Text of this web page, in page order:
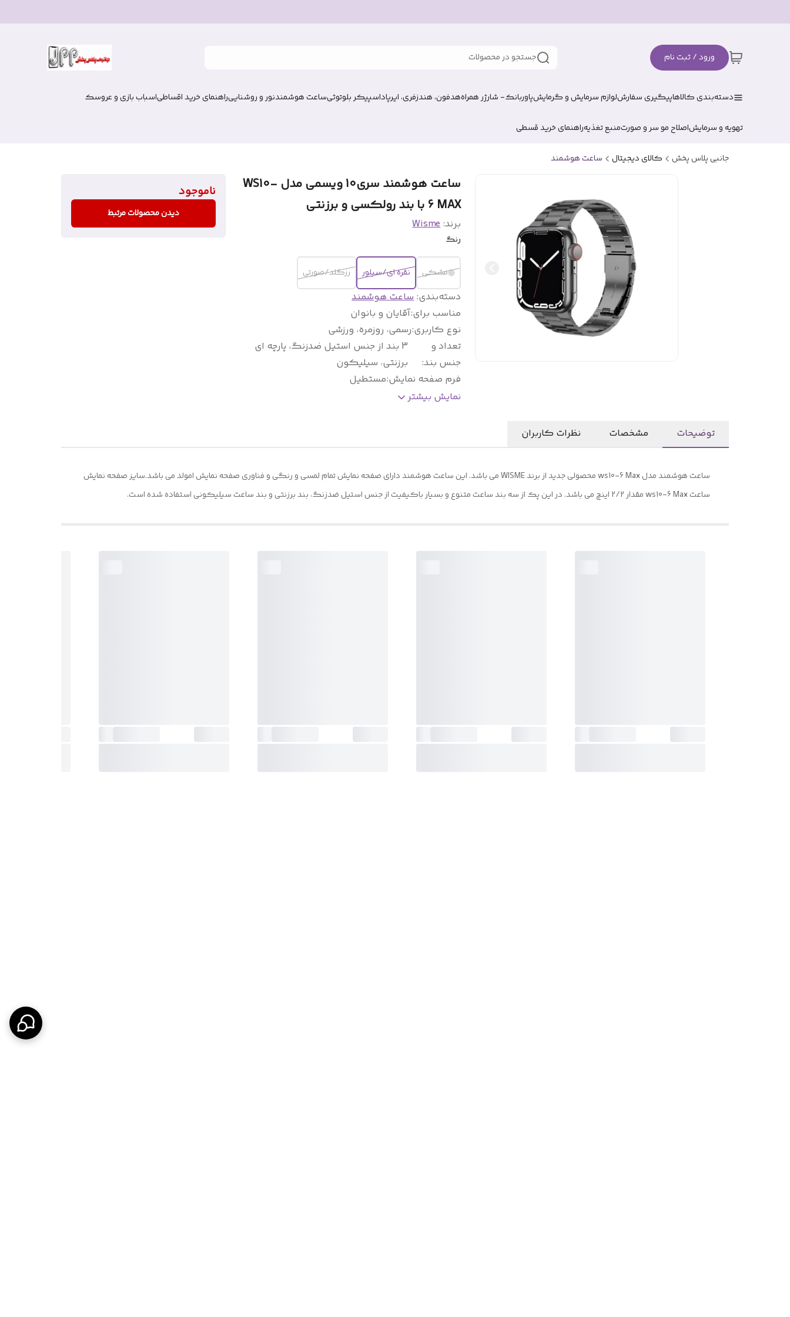
ورود / ثبت نام جستجو در محصولات
دسته‌بندی کالاهاپیگیری سفارشلوازم سرمایش و گرمایشپاوربانک- شارژر همراههدفون، هندزفری، ایرپاداسپیکر بلوتوثیساعت هوشمندنور و روشناییراهنمای خرید اقساطیاسباب بازی و عروسک
تهویه و سرمایشاصلاح مو سر و صورتمنبع تغذیهراهنمای خرید قسطی
جانبی پلاس پخش کالای دیجیتال ساعت هوشمند
ساعت هوشمند سری10 ویسمی مدل WS10-
6 MAX با بند رولکسی و برزنتی
برند:Wisme
رنگ
مشکی نقره ای/سیلور رزگلد/صورتی
دسته‌بندی:ساعت هوشمند
مناسب برای:آقایان و بانوان
نوع کاربری:رسمی، روزمره، ورزشی
تعداد و
جنس بند:
3 بند از جنس استیل ضدزنگ، پارچه ای
برزنتی، سیلیکون
فرم صفحه نمایش:مستطیل
نوع ساعت هوشمند
قابلیت دریافت اعلان و پیامک:دارد
قابلیت مکالمه بلوتوثی:دارد
نمایش بیشتر
ناموجود
دیدن محصولات مرتبط
توضیحات مشخصات نظرات کاربران
ساعت هوشمند مدل ws10-6 Max محصولی جدید از برند WISME می باشد. این ساعت هوشمند دارای صفحه نمایش تمام لمسی و رنگی و فناوری صفحه نمایش امولد می باشد.سایز صفحه نمایش
ساعت ws10-6 Max مقدار 2/2 اینچ می باشد. در این پک از سه بند ساعت متنوع و بسیار باکیفیت از جنس استیل ضدزنگ، بند برزنتی و بند ساعت سیلیکونی استفاده شده است.